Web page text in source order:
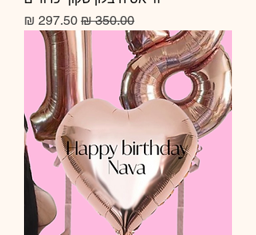
מחיר רגיל מחיר מבצע